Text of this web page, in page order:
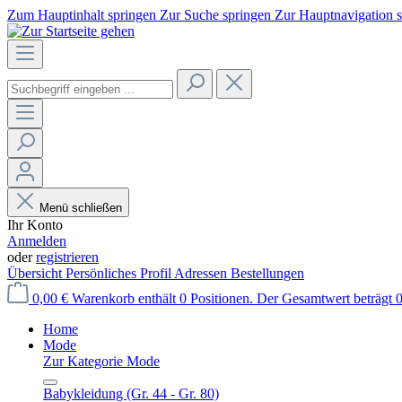
Zum Hauptinhalt springen Zur Suche springen Zur Hauptnavigation
Menü schließen
Ihr Konto
Anmelden
oderregistrieren
Übersicht Persönliches Profil Adressen Bestellungen
0,00 € Warenkorb enthält 0 Positionen. Der Gesamtwert beträgt
Home
Mode
Zur Kategorie Mode
Babykleidung (Gr. 44 - Gr. 80)